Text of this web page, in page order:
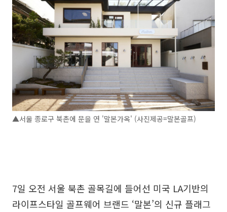
▲서울 종로구 북촌에 문을 연 '말본가옥' (사진제공=말본골프)
7일 오전 서울 북촌 골목길에 들어선 미국 LA기반의
라이프스타일 골프웨어 브랜드 ‘말본’의 신규 플래그